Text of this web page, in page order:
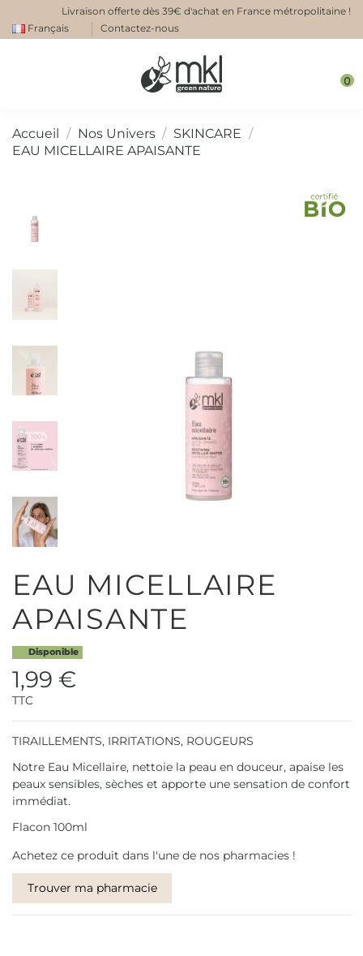
Livraison offerte dès 39€ d'achat en France métropolitaine !
Français
Contactez-nous
0
Accueil Nos Univers
SKINCARE
EAU MICELLAIRE APAISANTE
EAU MICELLAIRE
APAISANTE
Disponible
1,99 €
TTC
TIRAILLEMENTS, IRRITATIONS, ROUGEURS
Notre Eau Micellaire, nettoie la peau en douceur, apaise les
peaux sensibles, sèches et apporte une sensation de confort
immédiat.
Flacon 100ml
Achetez ce produit dans l'une de nos pharmacies !
Trouver ma pharmacie